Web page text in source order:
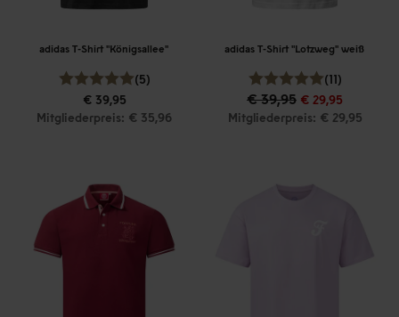
adidas T-Shirt "Königsallee"
(5)
€ 39,95
Mitgliederpreis: € 35,96
adidas T-Shirt "Lotzweg" weiß
(11)
€ 39,95 € 29,95
Mitgliederpreis: € 29,95